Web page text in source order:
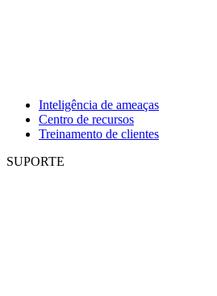
Inteligência de ameaças
Centro de recursos
Treinamento de clientes
SUPORTE